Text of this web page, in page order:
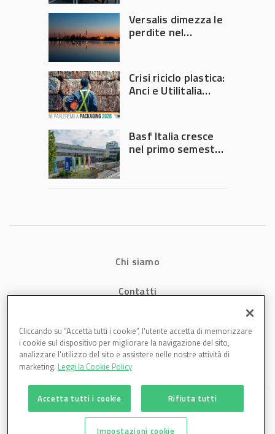
Versalis dimezza le
perdite nel
Crisi riciclo plastica:
Anci e Utilitalia
Governo
Basf Italia cresce
nel primo semestre
Chi siamo
Contatti
Cookies
Cliccando su “Accetta tutti i cookie”, l'utente accetta di memorizzare
i cookie sul dispositivo per migliorare la navigazione del sito,
analizzare l'utilizzo del sito e assistere nelle nostre attività di
marketing. Leggi la Cookie Policy
Accetta tutti i cookie Rifiuta tutti
Impostazioni cookie